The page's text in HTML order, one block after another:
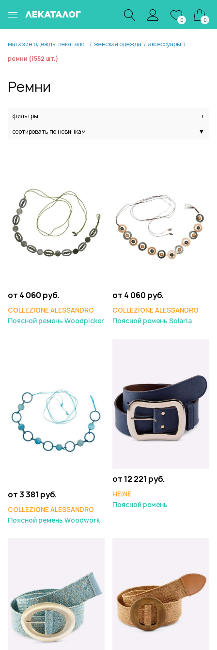
ЛЕКАТАЛОГ
0 0
магазин одежды лекаталог / женская одежда / аксессуары /
ремни (1552 шт.)
Ремни
фильтры
+
сортировать по новинкам
▼
от 4 060 руб.
COLLEZIONE ALESSANDRO
Поясной ремень Woodpicker
от 4 060 руб.
COLLEZIONE ALESSANDRO
Поясной ремень Solaria
от 3 381 руб.
COLLEZIONE ALESSANDRO
Поясной ремень Woodwork
от 12 221 руб.
HEINE
Поясной ремень